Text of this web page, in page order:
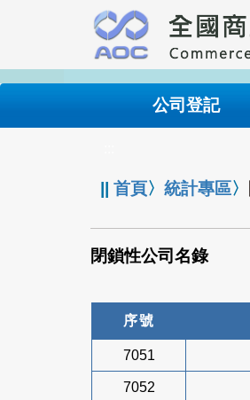
要
內
公司登記
||首頁〉統計專區〉
閉鎖性公司名錄
序號
7051
7052